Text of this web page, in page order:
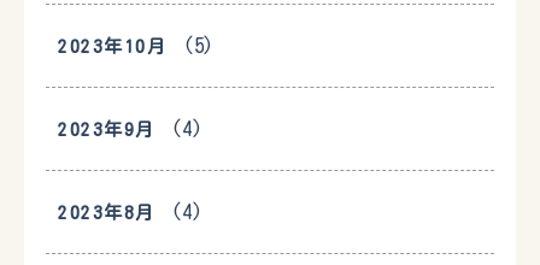
2023年10月 (5)
2023年9月 (4)
2023年8月 (4)